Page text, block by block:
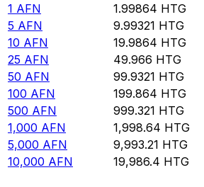
1 AFN 1.99864 HTG
5 AFN 9.99321 HTG
10 AFN 19.9864 HTG
25 AFN 49.966 HTG
50 AFN 99.9321 HTG
100 AFN 199.864 HTG
500 AFN 999.321 HTG
1,000 AFN 1,998.64 HTG
5,000 AFN 9,993.21 HTG
10,000 AFN 19,986.4 HTG